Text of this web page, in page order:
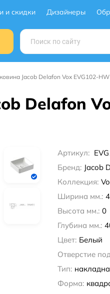
и скидки Дизайнеры
Jacob Delafon Vox EVG102-
Delafon
Артикул:
Бренд: Jacob
Коллекция:
Ширина мм.:
Высота мм.: 0
Глубина мм.:
Цвет: Белый
Отверстие
Тип:
Форма: